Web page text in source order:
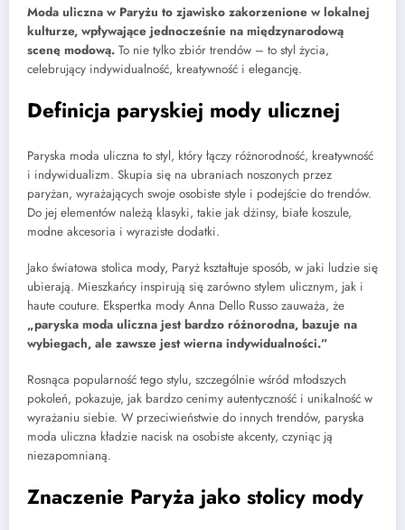
Moda uliczna w Paryżu to zjawisko zakorzenione w lokalnej
kulturze, wpływające jednocześnie na międzynarodową
scenę modową. To nie tylko zbiór trendów – to styl życia,
celebrujący indywidualność, kreatywność i elegancję.
Definicja paryskiej mody ulicznej
Paryska moda uliczna to styl, który łączy różnorodność, kreatywność
i indywidualizm. Skupia się na ubraniach noszonych przez
paryżan, wyrażających swoje osobiste style i podejście do trendów.
Do jej elementów należą klasyki, takie jak dżinsy, białe koszule,
modne akcesoria i wyraziste dodatki.
Jako światowa stolica mody, Paryż kształtuje sposób, w jaki ludzie się
ubierają. Mieszkańcy inspirują się zarówno stylem ulicznym, jak i
haute couture. Ekspertka mody Anna Dello Russo zauważa, że
„paryska moda uliczna jest bardzo różnorodna, bazuje na
wybiegach, ale zawsze jest wierna indywidualności.”
Rosnąca popularność tego stylu, szczególnie wśród młodszych
pokoleń, pokazuje, jak bardzo cenimy autentyczność i unikalność w
wyrażaniu siebie. W przeciwieństwie do innych trendów, paryska
moda uliczna kładzie nacisk na osobiste akcenty, czyniąc ją
niezapomnianą.
Znaczenie Paryża jako stolicy mody